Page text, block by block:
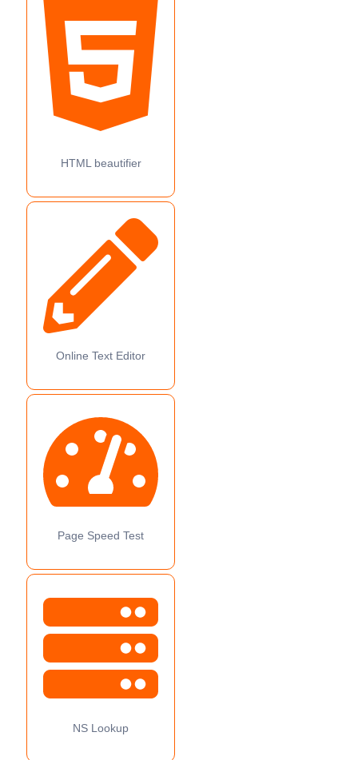
HTML beautifier
Online Text Editor
Page Speed Test
NS Lookup